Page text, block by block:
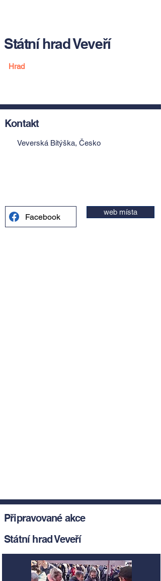
Státní hrad Veveří
Hrad
Kontakt
Veverská Bítýška, Česko
Facebook web místa
Připravované akce
Státní hrad Veveří